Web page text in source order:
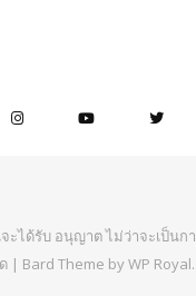
ได้รับ อนุญาต ไม่ว่าจะเป็
| Bard Theme byWP Royal.